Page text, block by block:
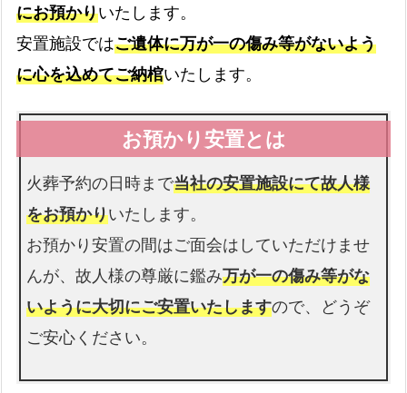
病院
expand_more病院からのお迎え
介護施設
expand_more 介護施設へのお迎え
警察署
expand_more警察署へのお迎え
にお預かりいたします。
安置施設ではご遺体に万が一の傷み等がないよう
に心を込めてご納棺いたします。
火葬予約の日時まで当社の安置施設にて故人様
をお預かりいたします。
お預かり安置の間はご面会はしていただけませ
んが、故人様の尊厳に鑑み万が一の傷み等がな
いように大切にご安置いたしますので、どうぞ
ご安心ください。